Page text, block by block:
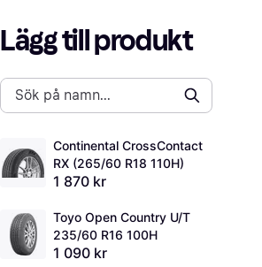
Lägg till produkt
Continental CrossContact
RX (265/60 R18 110H)
1 870 kr
Toyo Open Country U/T
235/60 R16 100H
1 090 kr